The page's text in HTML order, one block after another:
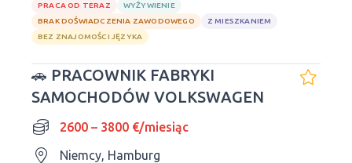
PRACA OD TERAZ
WYŻYWIENIE
BRAK DOŚWIADCZENIA ZAWODOWEGO
Z MIESZKANIEM
BEZ ZNAJOMOŚCI JĘZYKA
🚗 PRACOWNIK FABRYKI
SAMOCHODÓW VOLKSWAGEN
2600 – 3800 €/miesiąc
Niemcy, Hamburg